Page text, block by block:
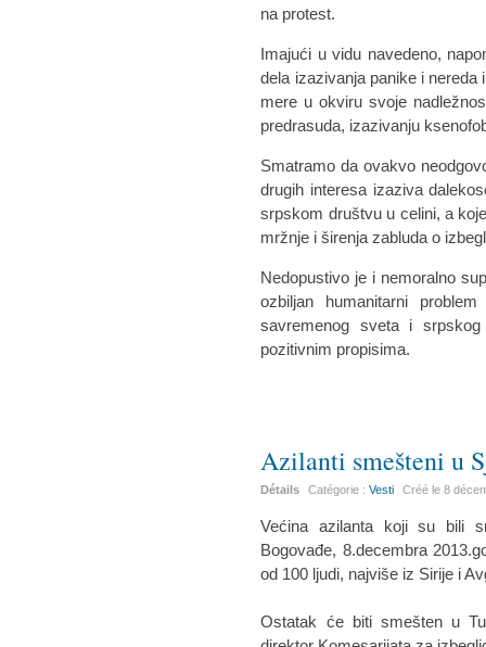
na protest.
Imajući u vidu navedeno,
dela izazivanja panike i
mere u okviru svoje
predrasuda, izazivanju
Smatramo da ovakvo
drugih interesa izaziva
srpskom društvu u celini, a
mržnje i širenja zabluda o
Nedopustivo je i nemoralno
ozbiljan humanitarni
savremenog sveta i
pozitivnim propisima.
Azilanti smešteni u
Détails Catégorie :Vesti Créé le8
Većina azilanta koji su bili
Bogovađe, 8.decembra
od 100 ljudi, najviše iz Sirije i
Ostatak će biti smešten u